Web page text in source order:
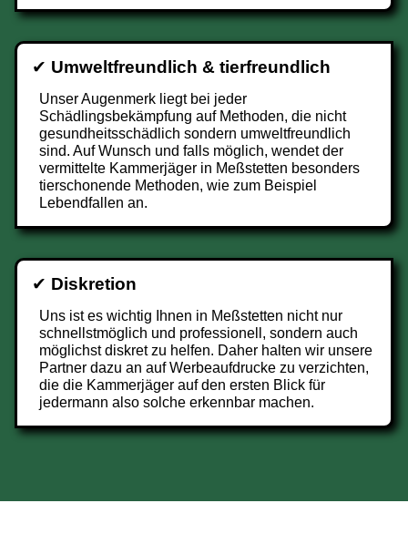
✔ Umweltfreundlich & tierfreundlich
Unser Augenmerk liegt bei jeder
Schädlingsbekämpfung auf Methoden, die nicht
gesundheitsschädlich sondern umweltfreundlich
sind. Auf Wunsch und falls möglich, wendet der
vermittelte Kammerjäger in Meßstetten besonders
tierschonende Methoden, wie zum Beispiel
Lebendfallen an.
✔ Diskretion
Uns ist es wichtig Ihnen in Meßstetten nicht nur
schnellstmöglich und professionell, sondern auch
möglichst diskret zu helfen. Daher halten wir unsere
Partner dazu an auf Werbeaufdrucke zu verzichten,
die die Kammerjäger auf den ersten Blick für
jedermann also solche erkennbar machen.